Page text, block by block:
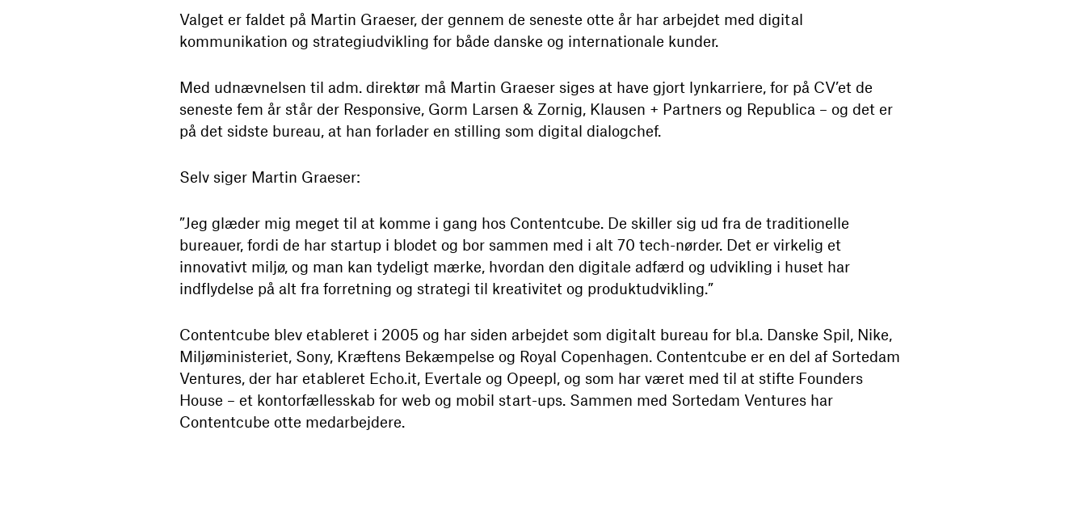
Valget er faldet på Martin Graeser, der gennem de seneste otte år har arbejdet med digital
kommunikation og strategiudvikling for både danske og internationale kunder.
Med udnævnelsen til adm. direktør må Martin Graeser siges at have gjort lynkarriere, for på CV’et de
seneste fem år står der Responsive, Gorm Larsen & Zornig, Klausen + Partners og Republica – og det er
på det sidste bureau, at han forlader en stilling som digital dialogchef.
Selv siger Martin Graeser:
”Jeg glæder mig meget til at komme i gang hos Contentcube. De skiller sig ud fra de traditionelle
bureauer, fordi de har startup i blodet og bor sammen med i alt 70 tech-nørder. Det er virkelig et
innovativt miljø, og man kan tydeligt mærke, hvordan den digitale adfærd og udvikling i huset har
indflydelse på alt fra forretning og strategi til kreativitet og produktudvikling.”
Contentcube blev etableret i 2005 og har siden arbejdet som digitalt bureau for bl.a. Danske Spil, Nike,
Miljøministeriet, Sony, Kræftens Bekæmpelse og Royal Copenhagen. Contentcube er en del af Sortedam
Ventures, der har etableret Echo.it, Evertale og Opeepl, og som har været med til at stifte Founders
House – et kontorfællesskab for web og mobil start-ups. Sammen med Sortedam Ventures har
Contentcube otte medarbejdere.